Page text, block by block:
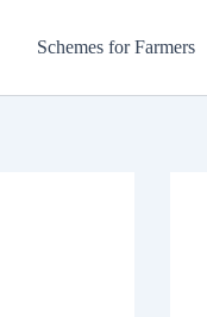
Schemes for Farmers